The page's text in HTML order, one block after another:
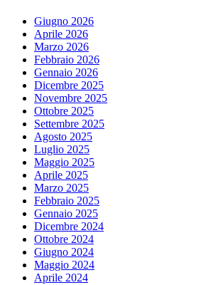
Giugno 2026
Aprile 2026
Marzo 2026
Febbraio 2026
Gennaio 2026
Dicembre 2025
Novembre 2025
Ottobre 2025
Settembre 2025
Agosto 2025
Luglio 2025
Maggio 2025
Aprile 2025
Marzo 2025
Febbraio 2025
Gennaio 2025
Dicembre 2024
Ottobre 2024
Giugno 2024
Maggio 2024
Aprile 2024